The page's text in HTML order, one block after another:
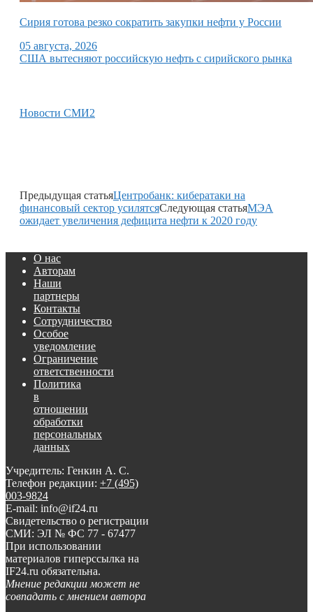
Сирия готова резко сократить закупки нефти у России
05 августа, 2026
США вытесняют российскую нефть с сирийского рынка
Новости СМИ2
Предыдущая статьяЦентробанк: кибератаки на
финансовый сектор усилятсяСледующая статьяМЭА
ожидает увеличения дефицита нефти к 2020 году
О нас
Авторам
Наши
партнеры
Контакты
Сотрудничество
Особое
уведомление
Ограничение
ответственности
Политика
в
отношении
обработки
персональных
данных
Учредитель: Генкин А. С.
Телефон редакции: +7 (495)
003-9824
E-mail: info@if24.ru
Свидетельство о регистрации
СМИ: ЭЛ № ФС 77 - 67477
При использовании
материалов гиперссылка на
IF24.ru обязательна.
Мнение редакции может не
совпадать с мнением автора